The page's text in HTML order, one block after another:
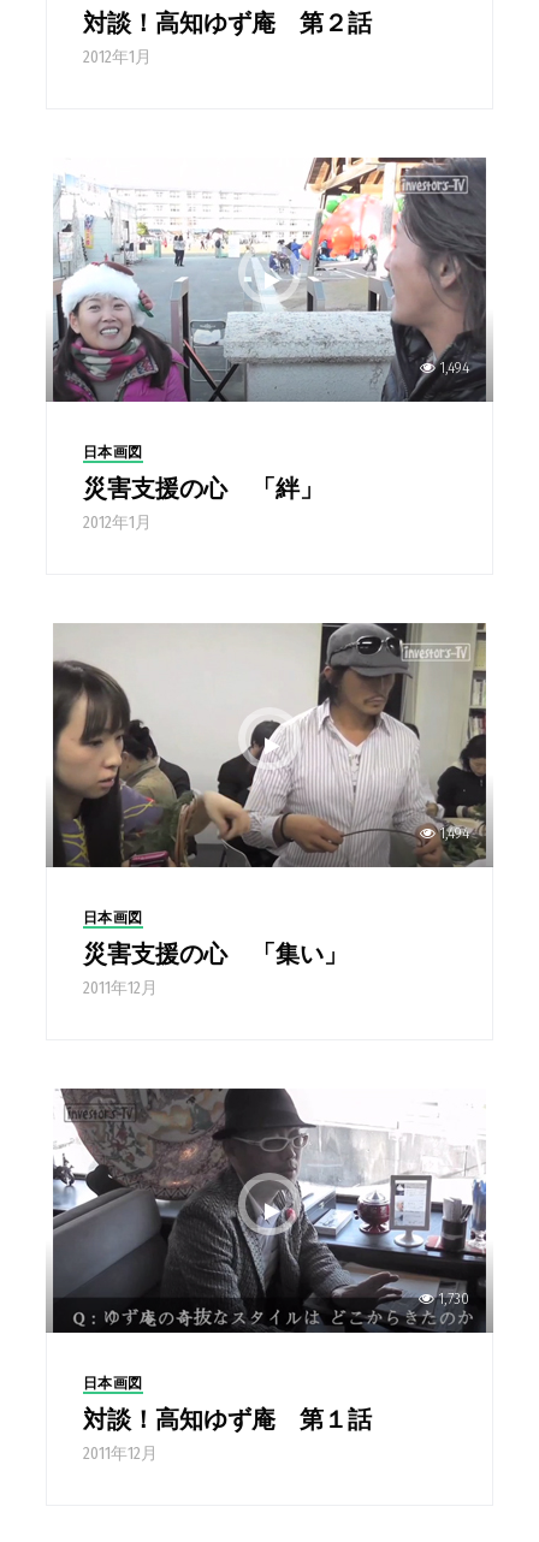
対談！高知ゆず庵 第２話
2012年1月
1,494
日本画図
災害支援の心 「絆」
2012年1月
1,494
日本画図
災害支援の心 「集い」
2011年12月
1,730
日本画図
対談！高知ゆず庵 第１話
2011年12月